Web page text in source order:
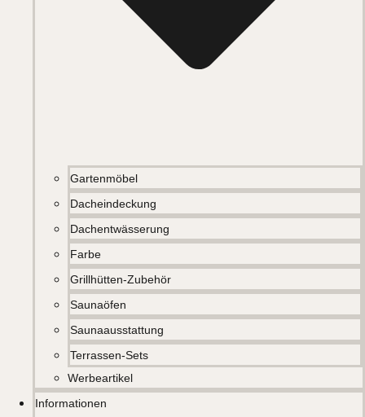
Gartenmöbel
Dacheindeckung
Dachentwässerung
Farbe
Grillhütten-Zubehör
Saunaöfen
Saunaausstattung
Terrassen-Sets
Werbeartikel
Informationen